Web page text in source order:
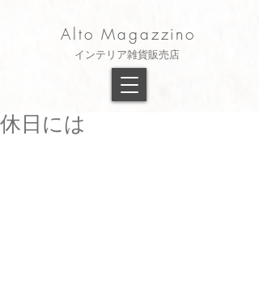
Alto Magazzino
​インテリア雑貨販売店
休日には